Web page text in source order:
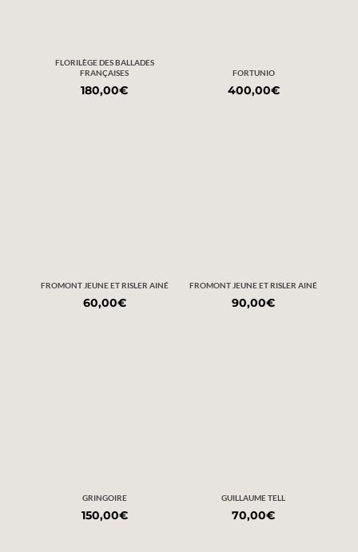
FLORILÈGE DES BALLADES
FRANÇAISES
180,00€
FORTUNIO
400,00€
FROMONT JEUNE ET RISLER AINÉ
60,00€
FROMONT JEUNE ET RISLER AINÉ
90,00€
GRINGOIRE
150,00€
GUILLAUME TELL
70,00€